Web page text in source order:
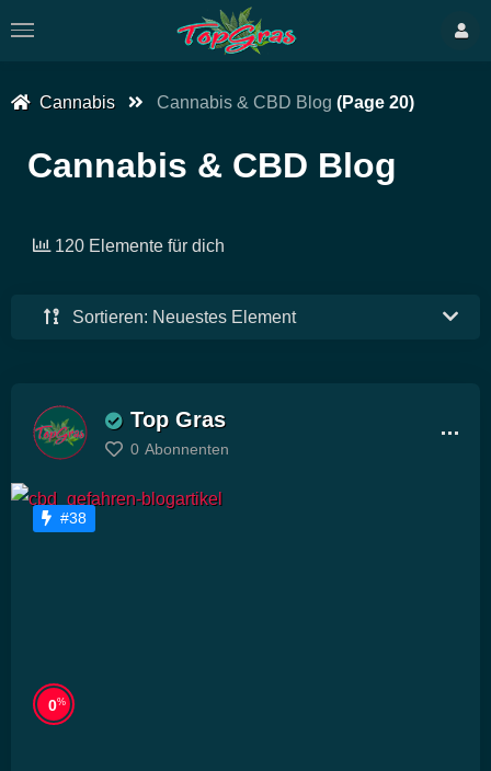
Cannabis Cannabis & CBD Blog (Page 20)
Cannabis & CBD Blog
Sortieren: Neuestes Element
120 Elemente für dich
Top Gras
0 Abonnenten
#38
0%